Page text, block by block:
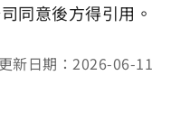
同意後方得引用。
新日期：2026-06-11